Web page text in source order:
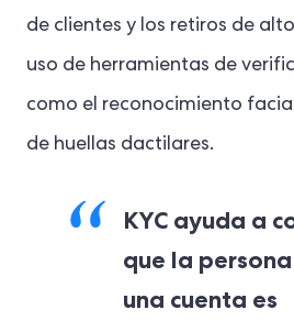
de clientes y los retiros de
uso de herramientas de
como el reconocimiento
de huellas dactilares.
KYC ayuda a
que la
una cuenta es